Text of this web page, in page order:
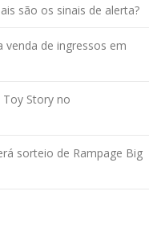
são os sinais de alerta?
venda de ingressos em
Story no
sorteio de Rampage Big